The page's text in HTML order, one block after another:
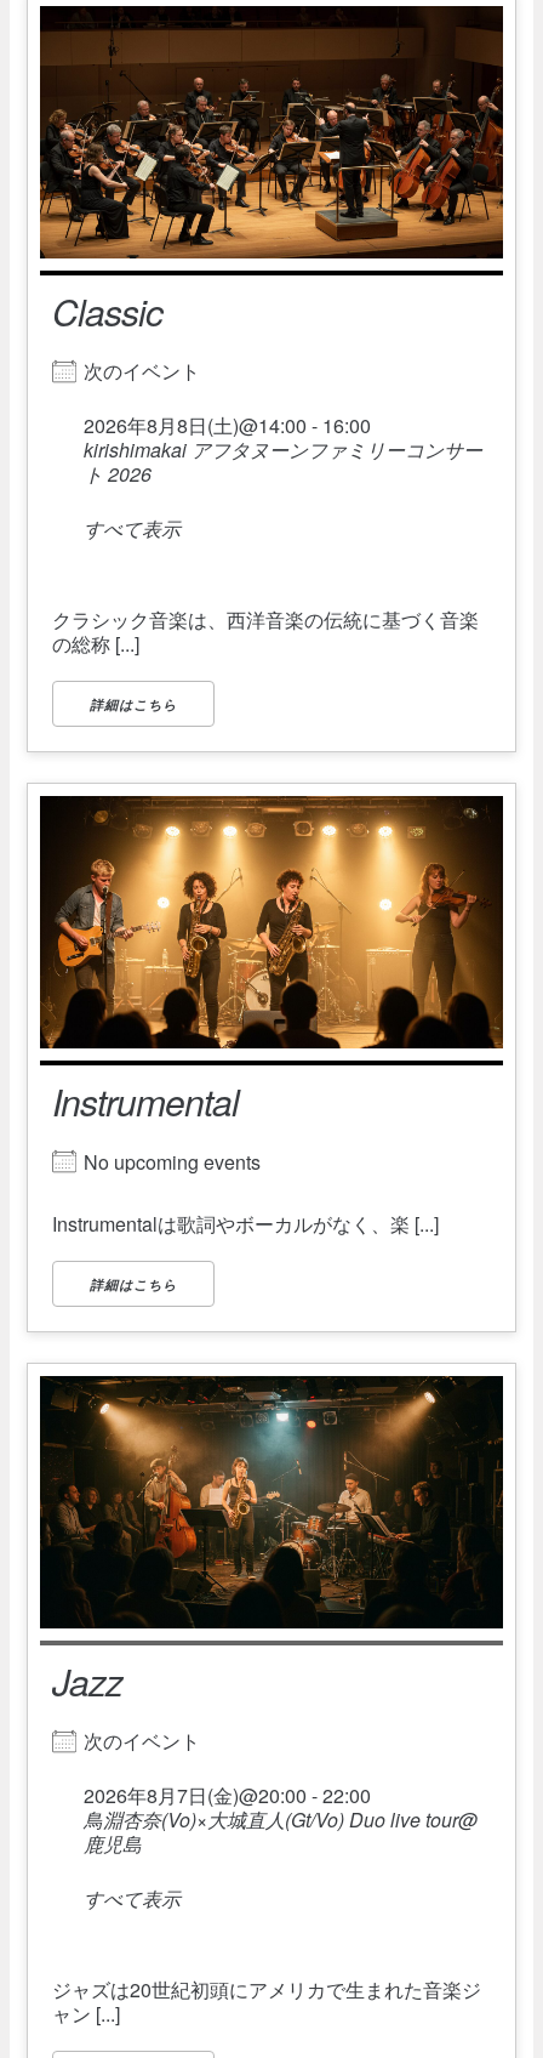
Classic
次のイベント
2026年8月8日(土)@14:00 - 16:00
kirishimakai アフタヌーンファミリーコンサー
ト 2026
すべて表示
クラシック音楽は、西洋音楽の伝統に基づく音楽
の総称 [...]
詳細はこちら
Instrumental
No upcoming events
Instrumentalは歌詞やボーカルがなく、楽 [...]
詳細はこちら
Jazz
次のイベント
2026年8月7日(金)@20:00 - 22:00
鳥淵杏奈(Vo)×大城直人(Gt/Vo) Duo live tour@
鹿児島
すべて表示
ジャズは20世紀初頭にアメリカで生まれた音楽ジ
ャン [...]